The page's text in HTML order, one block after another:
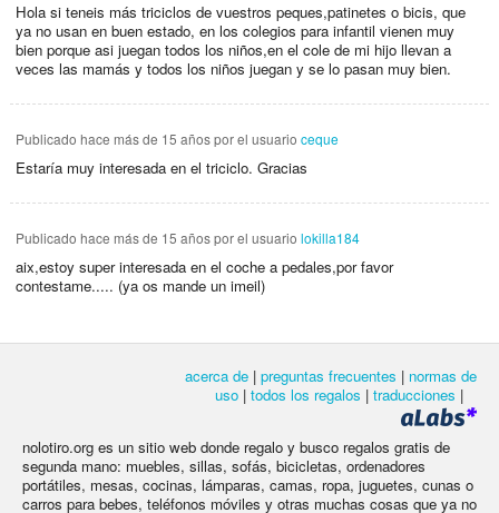
Hola si teneis más triciclos de vuestros peques,patinetes o bicis, que
ya no usan en buen estado, en los colegios para infantil vienen muy
bien porque asi juegan todos los niños,en el cole de mi hijo llevan a
veces las mamás y todos los niños juegan y se lo pasan muy bien.
Publicado hace más de 15 añospor el usuario ceque
Estaría muy interesada en el triciclo. Gracias
Publicado hace más de 15 añospor el usuario lokilla184
aix,estoy super interesada en el coche a pedales,por favor
contestame..... (ya os mande un imeil)
acerca de | preguntas frecuentes | normas de
uso | todos los regalos | traducciones |
nolotiro.org es un sitio web donde regalo y busco regalos gratis de
segunda mano: muebles, sillas, sofás, bicicletas, ordenadores
portátiles, mesas, cocinas, lámparas, camas, ropa, juguetes, cunas o
carros para bebes, teléfonos móviles y otras muchas cosas que ya no